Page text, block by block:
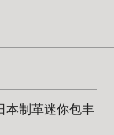
本制革迷你包丰